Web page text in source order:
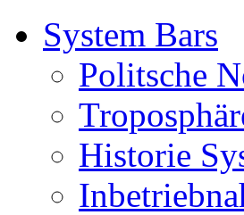
System Bars
Politsche
Historie